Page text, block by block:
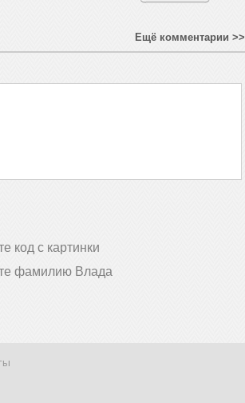
Ещё комментарии >>
код с картинки
фамилию Влада